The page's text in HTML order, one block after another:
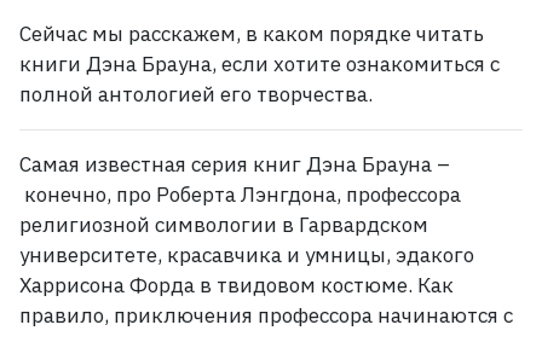
Сейчас мы расскажем, в каком порядке читать
книги Дэна Брауна, если хотите ознакомиться с
полной антологией его творчества.
Самая известная серия книг Дэна Брауна –
конечно, про Роберта Лэнгдона, профессора
религиозной символогии в Гарвардском
университете, красавчика и умницы, эдакого
Харрисона Форда в твидовом костюме. Как
правило, приключения профессора начинаются с